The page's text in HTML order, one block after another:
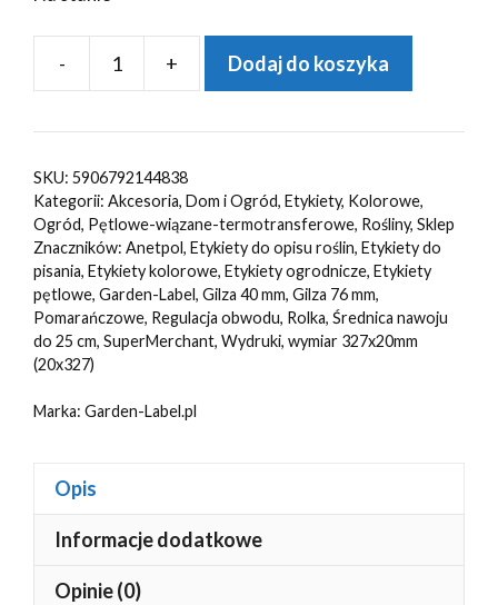
-
ilość
ogrodnicze/sadownicze
POMARAŃCZOWE
327x20mm(20x327)
(41-
121)
5000szt
+ Dodaj do koszyka
SKU: 5906792144838
Kategorii: Akcesoria, Dom i Ogród, Etykiety, Kolorowe,
Ogród, Pętlowe-wiązane-termotransferowe, Rośliny, Sklep
Znaczników: Anetpol, Etykiety do opisu roślin, Etykiety do
pisania, Etykiety kolorowe, Etykiety ogrodnicze, Etykiety
pętlowe, Garden-Label, Gilza 40 mm, Gilza 76 mm,
Pomarańczowe, Regulacja obwodu, Rolka, Średnica nawoju
do 25 cm, SuperMerchant, Wydruki, wymiar 327x20mm
(20x327)
Marka: Garden-Label.pl
Opis
Informacje dodatkowe
Opinie (0)